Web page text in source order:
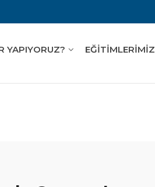
YAPIYORUZ? EĞİTİMLERİMİZ